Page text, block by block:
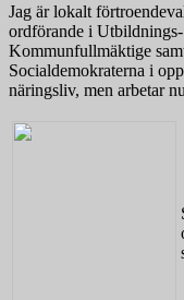
Jag är lokalt
ordförande i Utbildnings-
Kommunfullmäktige
Socialdemokraterna i
näringsliv, men arbetar